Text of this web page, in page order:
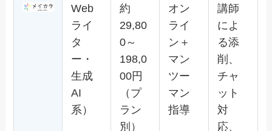
Web
ライ
タ
ー・
生成
AI
系）
約
29,80
0～
198,0
00円
（プ
ラン
別）
オン
ライ
ン＋
マン
ツー
マン
指導
講師
によ
る添
削、
チャ
ット
対
応、